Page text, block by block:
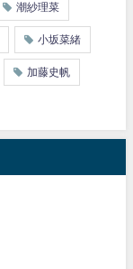
潮紗理菜
小坂菜緒
加藤史帆